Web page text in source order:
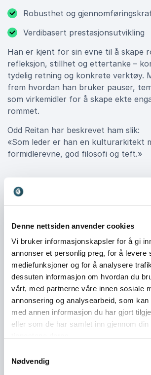
Denne nettsiden anvender cookies
Vi bruker informasjonskapsler for å gi
annonser et personlig preg, for å levere
mediefunksjoner og for å analysere
dessuten informasjon om hvordan du
vårt, med partnerne våre innen sosiale
annonsering og analysearbeid, som
med annen informasjon du har gjort
eller som de har samlet inn gjennom din
Nødvendig
Robusthet og
Verdibasert prestasjonsutvikling
Han er kjent for sin evne til å skape
refleksjon, stillhet og ettertanke –
tydelig retning og konkrete verktøy.
frem hvordan han bruker pauser,
som virkemidler for å skape ekte
rommet.
Odd Reitan har beskrevet ham slik:
«Som leder er han en kulturarkitekt
formidlerevne, god filosofi og teft.»
Fra å ville – til å gjøre
Det som skiller Atle Vårvik fra mange
gjennomføring. Foredragene hans
om inspirasjon, men om å gjøre
praksis. Hvordan omsetter man mot,
inkludering til konkrete handlinger i
Hvordan bygger man kultur – ikke
den?
Hans foredrag passer særlig godt for:
Ledergrupper og styrer
Team som vil styrke samspill og